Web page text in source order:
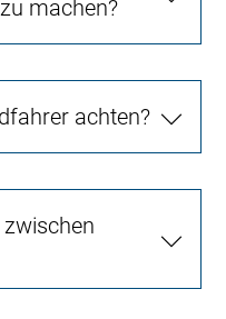
machen?
achten?